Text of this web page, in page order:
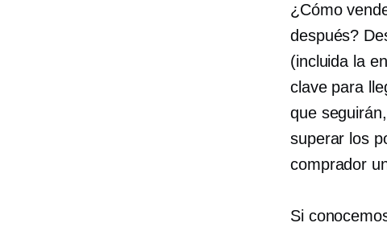
¿Cómo
después?
(incluida la
clave para
que
superar los
comprador
Si